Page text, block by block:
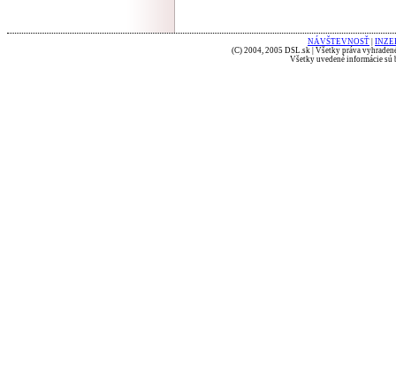
NÁVŠTEVNOSŤ
(C) 2004, 2005 DSL.sk | Všetky práva
Všetky uvedené informácie sú